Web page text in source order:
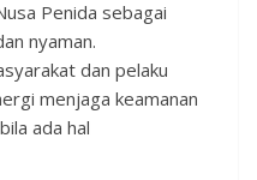
Penida sebagai
nyaman.
dan pelaku
menjaga keamanan
ada hal